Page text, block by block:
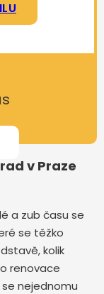
v Praze
a zub času se
se těžko
kolik
renovace
nejednomu